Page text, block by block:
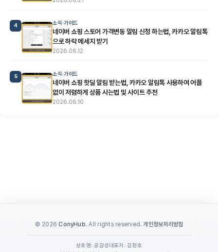
4 소식·가이드
네이버 쇼핑 스토어 가격변동 알림 신청 하는법, 카카오 알림톡
으로 하락 메세지 받기
2026.06.12
5 소식·가이드
네이버 쇼핑 핫딜 알림 받는법, 카카오 알림톡 사용하여 어플
없이 저렴하게 상품 사는법 및 사이트 추천
2026.06.10
© 2026ConyHub. All rights reserved.개인정보처리방침
상호명: 공감성 대표자: 김정호